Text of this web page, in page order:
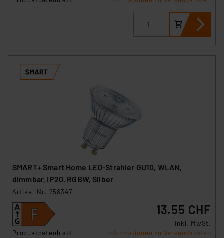
verbundenen Risiken.“
SMART+ Smart Home LED-Strahler GU10, WLAN,
dimmbar, IP20, RGBW, Silber
Artikel-Nr. 258347
Produktdatenblatt
13.55 CHF
inkl. MwSt.
Informationen zu Versandkosten